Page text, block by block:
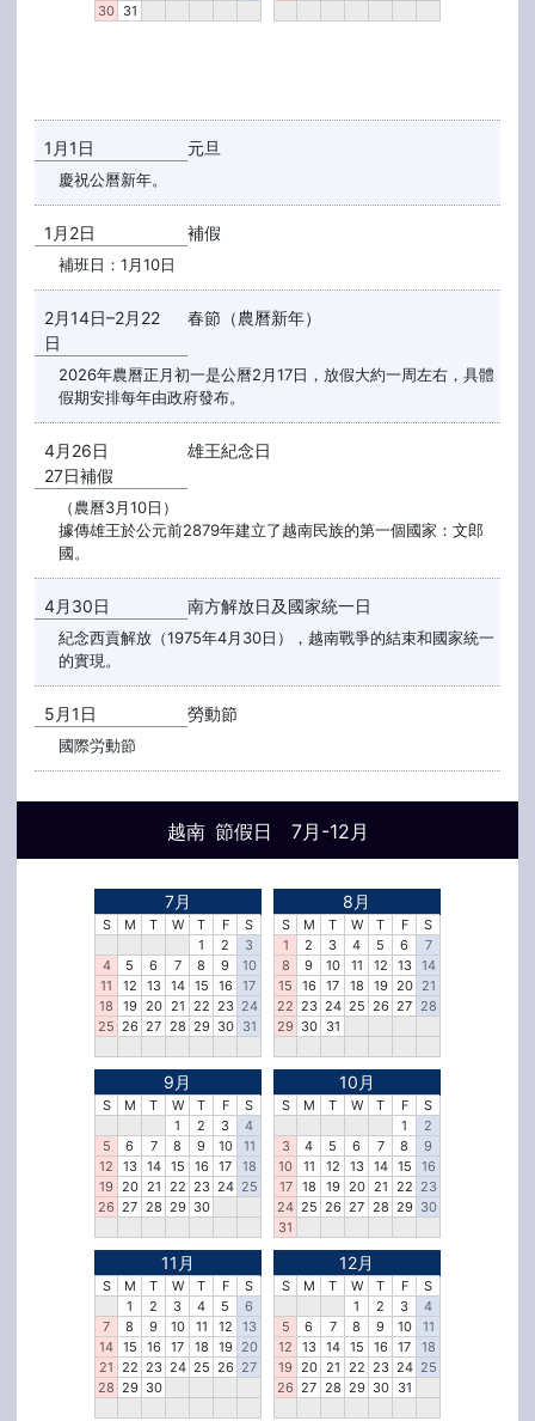
30 31
越南 節假日 7月-12月
7月
S M T W T F
S
1
2
3
4
5 6 7 8 9
10
11
12 13 14 15 16
17
18
19 20 21 22 23 24
25 26 27 28 29 30 31
8月
S M T W T F
S
1
2 3 4 5 6
7
8
9 10 11 12 13
14
15
16 17 18 19 20
21
22 23 24 25 26 27 28
29 30 31
9月
S M T W T F
S
1
2 3
4
5
6 7 8 9 10
11
12
13 14 15 16 17
18
19 20 21 22 23 24 25
26 27 28 29 30
10月
S M T W T F
S
1
2
3
4 5 6 7 8
9
10
11 12 13 14 15
16
17
18 19 20 21 22 23
24 25 26 27 28 29 30
31
11月
S M T W T F
S
1
2 3 4 5
6
7
8 9 10 11 12
13
14 15 16 17 18 19
20
21 22 23 24 25 26 27
28 29 30
12月
S M T W T F
S
1
2 3
4
5
6 7 8 9 10
11
12
13 14 15 16 17
18
19 20 21 22 23 24 25
26 27 28 29 30 31
1月1日 元旦
慶祝公曆新年。
1月2日 補假
補班日：1月10日
2月14日–2月22
日
春節（農曆新年）
2026年農曆正月初一是公曆2月17日，放假大約一周左右，具體
假期安排每年由政府發布。
4月26日
27日補假
雄王紀念日
（農曆3月10日）
據傳雄王於公元前2879年建立了越南民族的第一個國家：文郎
國。
4月30日 南方解放日及國家統一日
紀念西貢解放（1975年4月30日），越南戰爭的結束和國家統一
的實現。
5月1日 勞動節
國際労動節